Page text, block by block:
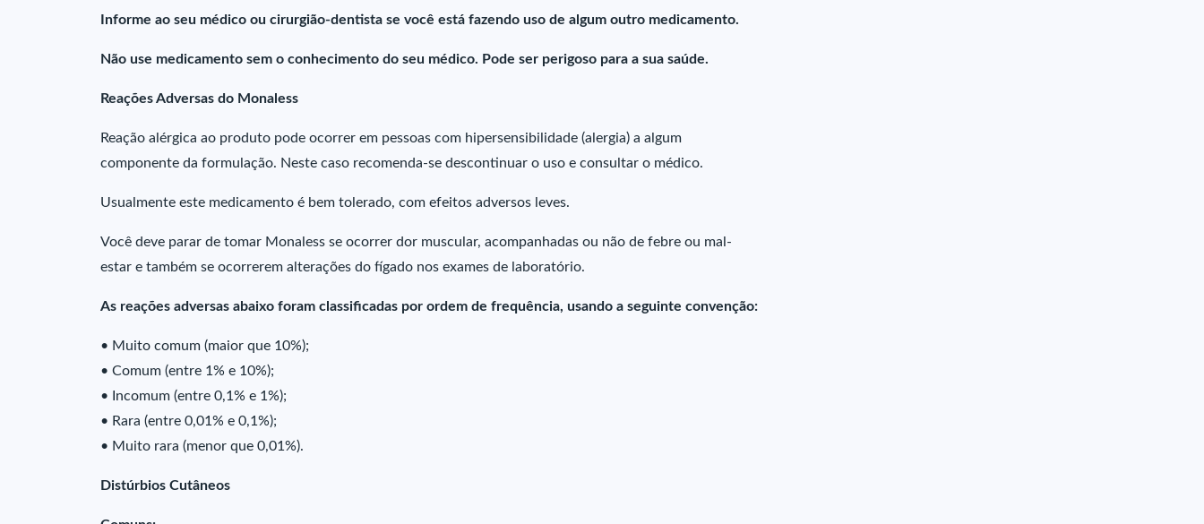
Informe ao seu médico ou cirurgião-dentista se você está fazendo uso de algum outro medicamento.
Não use medicamento sem o conhecimento do seu médico. Pode ser perigoso para a sua saúde.
Reações Adversas do Monaless
Reação alérgica ao produto pode ocorrer em pessoas com hipersensibilidade (alergia) a algum
componente da formulação. Neste caso recomenda-se descontinuar o uso e consultar o médico.
Usualmente este medicamento é bem tolerado, com efeitos adversos leves.
Você deve parar de tomar Monaless se ocorrer dor muscular, acompanhadas ou não de febre ou mal-
estar e também se ocorrerem alterações do fígado nos exames de laboratório.
As reações adversas abaixo foram classificadas por ordem de frequência, usando a seguinte convenção:
• Muito comum (maior que 10%);
• Comum (entre 1% e 10%);
• Incomum (entre 0,1% e 1%);
• Rara (entre 0,01% e 0,1%);
• Muito rara (menor que 0,01%).
Distúrbios Cutâneos